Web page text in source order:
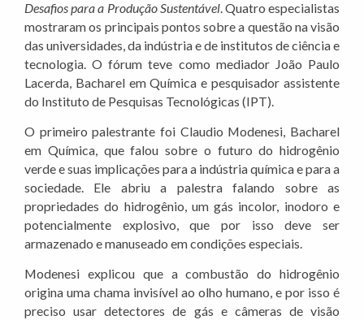
Desafios para a Produção Sustentável. Quatro especialistas
mostraram os principais pontos sobre a questão na visão
das universidades, da indústria e de institutos de ciência e
tecnologia. O fórum teve como mediador João Paulo
Lacerda, Bacharel em Química e pesquisador assistente
do Instituto de Pesquisas Tecnológicas (IPT).
O primeiro palestrante foi Claudio Modenesi, Bacharel
em Química, que falou sobre o futuro do hidrogênio
verde e suas implicações para a indústria química e para a
sociedade. Ele abriu a palestra falando sobre as
propriedades do hidrogênio, um gás incolor, inodoro e
potencialmente explosivo, que por isso deve ser
armazenado e manuseado em condições especiais.
Modenesi explicou que a combustão do hidrogênio
origina uma chama invisível ao olho humano, e por isso é
preciso usar detectores de gás e câmeras de visão